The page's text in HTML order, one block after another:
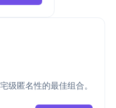
级匿名性的最佳组合。